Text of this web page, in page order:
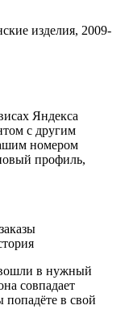
изделия, 2009-
Яндекса
с другим
номером
профиль,
вошли в нужный
совпадает
в свой